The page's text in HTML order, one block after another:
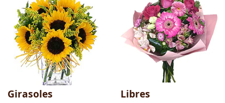
Girasoles Libres